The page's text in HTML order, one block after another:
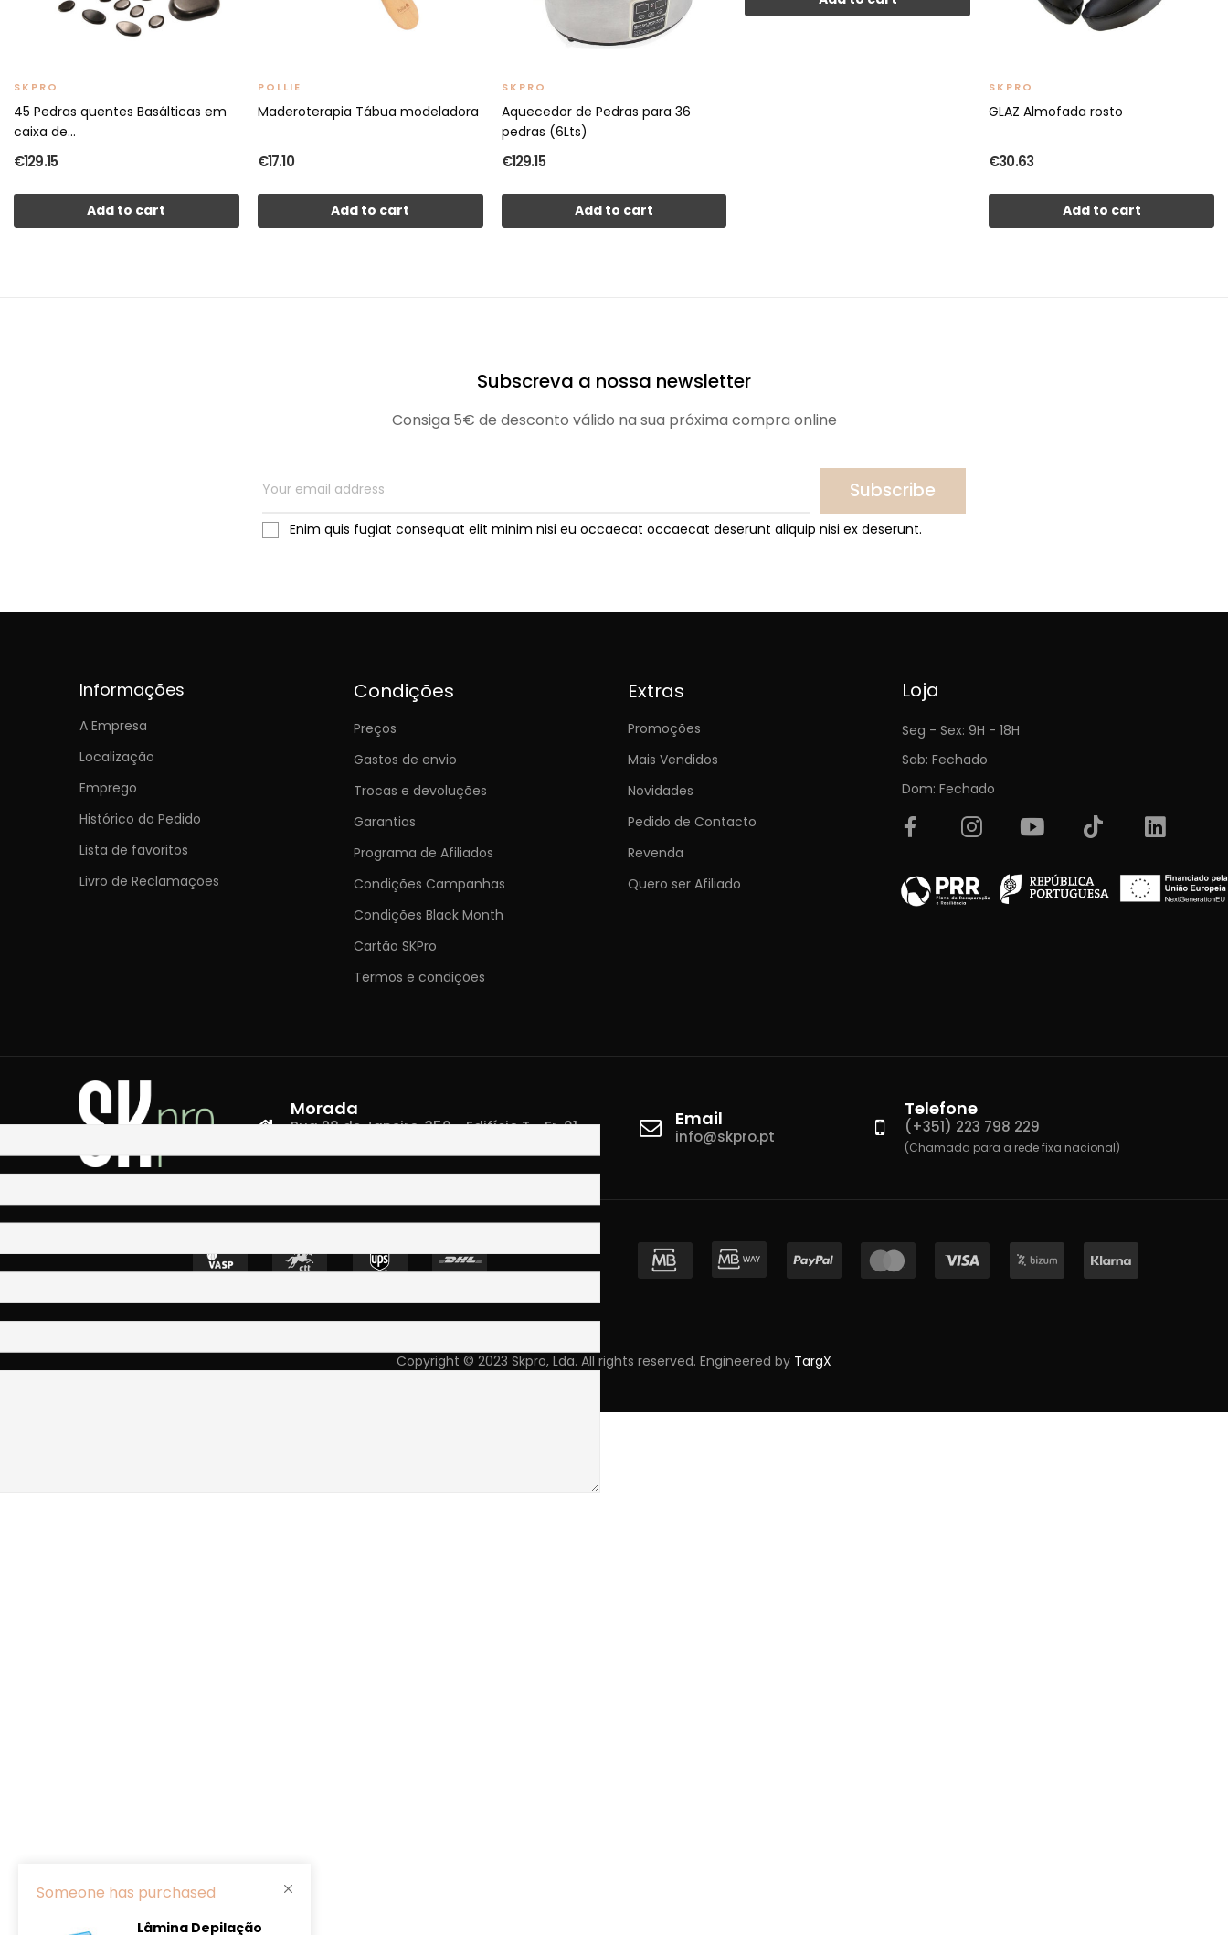
SKPRO
45 Pedras quentes Basálticas em
caixa de...
€129.15
Add to cart
POLLIE
Maderoterapia Tábua modeladora
€17.10
Add to cart
SKPRO
Aquecedor de Pedras para 36
pedras (6Lts)
€129.15
Add to cart
SKPRO
GLAZ Almofada rosto
€30.63
Add to cart
Subscreva a nossa newsletter
Consiga 5€ de desconto válido na sua próxima compra online
Subscribe
Enim quis fugiat consequat elit minim nisi eu occaecat occaecat deserunt aliquip nisi ex deserunt.
Informações
A Empresa
Localização
Emprego
Histórico do Pedido
Lista de favoritos
Livro de Reclamações
Condições
Preços
Gastos de envio
Trocas e devoluções
Garantias
Programa de Afiliados
Condições Campanhas
Condições Black Month
Cartão SKPro
Termos e condições
Extras
Promoções
Mais Vendidos
Novidades
Pedido de Contacto
Revenda
Quero ser Afiliado
Loja
Seg - Sex: 9H - 18H
Sab: Fechado
Dom: Fechado
Morada
Rua 28 de Janeiro, 350 - Edifício T - Fr. 01
Email
info@skpro.pt
Telefone
(+351) 223 798 229
(Chamada para a rede fixa nacional)
Copyright © 2023 Skpro, Lda. All rights reserved. Engineered by TargX
Someone has purchased
Lâmina Depilação